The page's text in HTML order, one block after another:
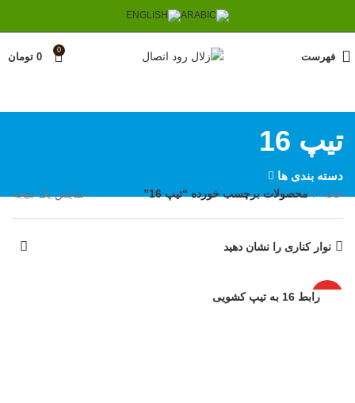
فهرست
0
0 تومان
تیپ 16
دسته بندی ها
خانه محصولات برچسب خورده “تیپ 16” نمایش یک نتیجه
نوار کناری را نشان دهید
رابط 16 به تیپ کشویی